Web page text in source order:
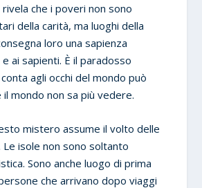
che i poveri non sono
della carità, ma luoghi della
loro una sapienza
ai sapienti. È il paradosso
agli occhi del mondo può
mondo non sa più vedere.
mistero assume il volto delle
isole non sono soltanto
Sono anche luogo di prima
che arrivano dopo viaggi